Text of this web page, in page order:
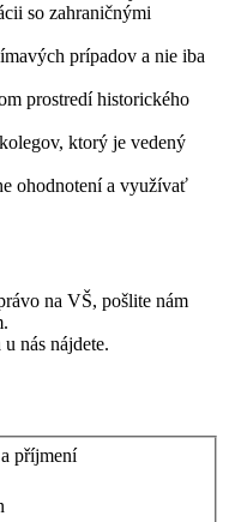
so zahraničnými
prípadov a nie iba
prostredí historického
ktorý je vedený
ohodnotení a využívať
na VŠ, pošlite nám
nás nájdete.
příjmení